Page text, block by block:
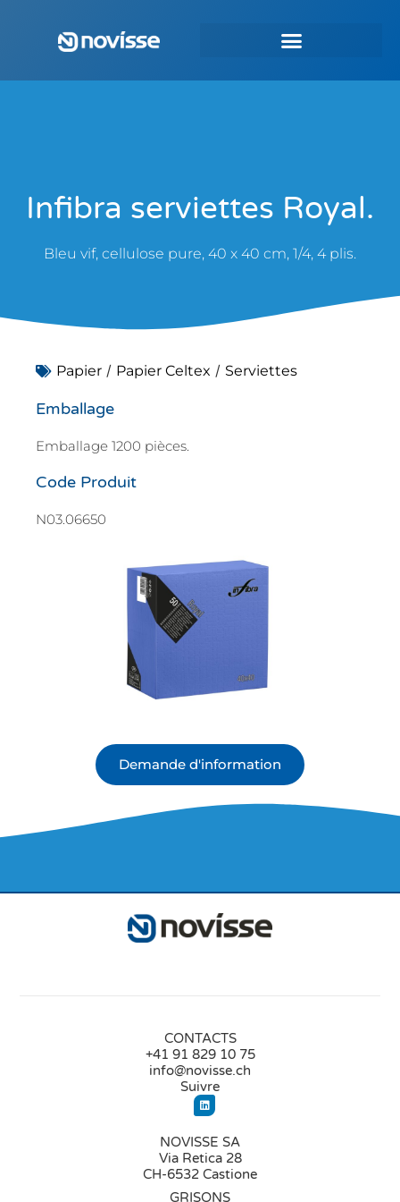
Infibra serviettes Royal.
Bleu vif, cellulose pure, 40 x 40 cm, 1/4, 4 plis.
Papier / Papier Celtex / Serviettes
Emballage
Emballage 1200 pièces.
Code Produit
N03.06650
Demande d'information
CONTACTS
+41 91 829 10 75
info@novisse.ch
Suivre
NOVISSE SA
Via Retica 28
CH-6532 Castione
GRISONS